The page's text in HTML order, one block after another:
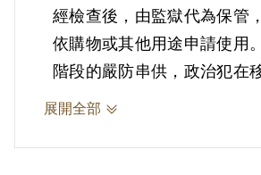
經檢查後，由監獄代為保管
依購物或其他用途申請使用
階段的嚴防串供，政治犯在
所後，家屬才會收到通知，
展開全部